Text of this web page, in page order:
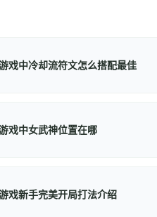
戏中冷却流符文怎么搭配最佳
戏中女武神位置在哪
戏新手完美开局打法介绍